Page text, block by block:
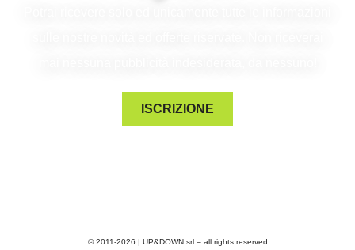
ISCRIZIONE
© 2011-2026 | UP&DOWN srl – all rights reserved